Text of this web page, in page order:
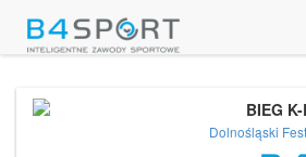
BIEG
Dolnośląski